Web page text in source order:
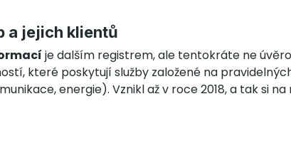
a jejich klientů
je dalším registrem, ale tentokráte ne
které poskytují služby založené na
energie). Vznikl až v roce 2018, a tak si na